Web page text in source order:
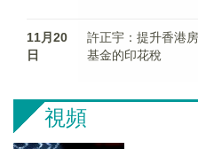
11月20
日
許正宇：提升香港
基金的印花稅
視頻